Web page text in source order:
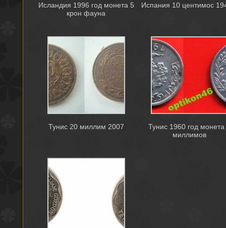
Исландия 1996 год монета 5
крон фауна
Испания 10 центимос
Тунис 20 миллим 2007
Тунис 1960 год
миллимов